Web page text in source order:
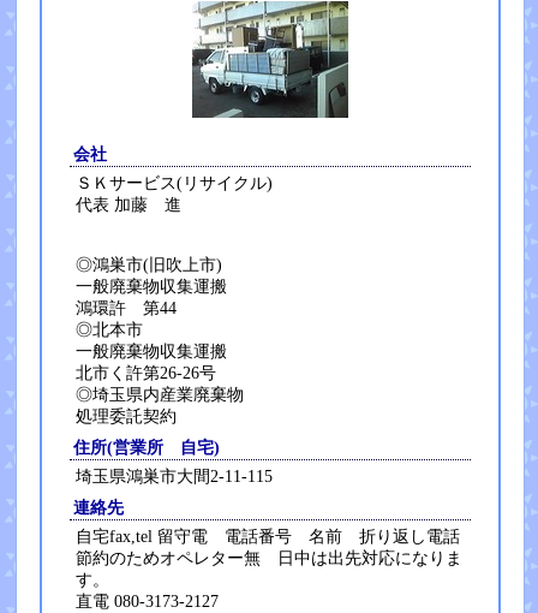
会社
ＳＫサービス(リサイクル)
代表 加藤 進
◎鴻巣市(旧吹上市)
一般廃棄物収集運搬
鴻環許 第44
◎北本市
一般廃棄物収集運搬
北市く許第26-26号
◎埼玉県内産業廃棄物
処理委託契約
住所(営業所 自宅)
埼玉県鴻巣市大間2-11-115
連絡先
自宅fax,tel 留守電 電話番号 名前 折り返し電話
節約のためオペレター無 日中は出先対応になりま
す。
直電 080-3173-2127